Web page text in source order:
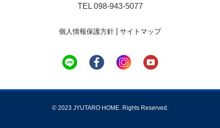
TEL 098-943-5077
個人情報保護方針 サイトマップ
© 2023 JYUTARO HOME. Rights Reserved.